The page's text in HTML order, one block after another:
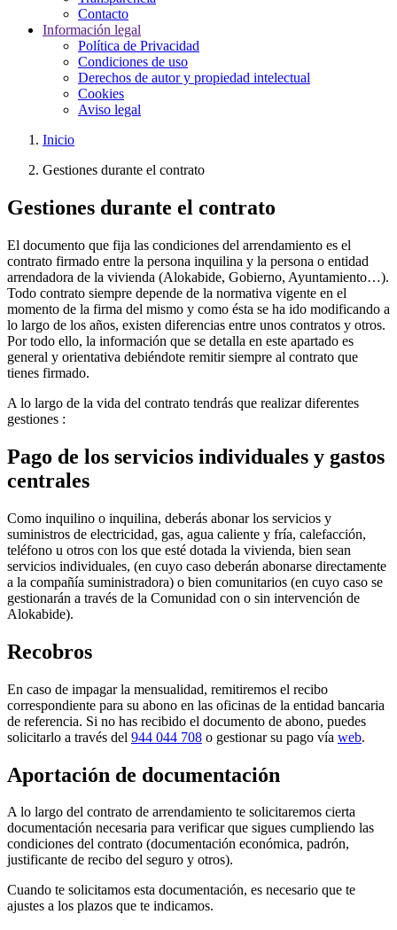
Contacto
Información legal
Política de Privacidad
Condiciones de uso
Derechos de autor y propiedad intelectual
Cookies
Aviso legal
Inicio
Gestiones durante el contrato
Gestiones durante el contrato
El documento que fija las condiciones del arrendamiento es el
contrato firmado entre la persona inquilina y la persona o entidad
arrendadora de la vivienda (Alokabide, Gobierno, Ayuntamiento…).
Todo contrato siempre depende de la normativa vigente en el
momento de la firma del mismo y como ésta se ha ido modificando a
lo largo de los años, existen diferencias entre unos contratos y otros.
Por todo ello, la información que se detalla en este apartado es
general y orientativa debiéndote remitir siempre al contrato que
tienes firmado.
A lo largo de la vida del contrato tendrás que realizar diferentes
gestiones :
Pago de los servicios individuales y gastos
centrales
Como inquilino o inquilina, deberás abonar los servicios y
suministros de electricidad, gas, agua caliente y fría, calefacción,
teléfono u otros con los que esté dotada la vivienda, bien sean
servicios individuales, (en cuyo caso deberán abonarse directamente
a la compañía suministradora) o bien comunitarios (en cuyo caso se
gestionarán a través de la Comunidad con o sin intervención de
Alokabide).
Recobros
En caso de impagar la mensualidad, remitiremos el recibo
correspondiente para su abono en las oficinas de la entidad bancaria
de referencia. Si no has recibido el documento de abono, puedes
solicitarlo a través del 944 044 708 o gestionar su pago vía web.
Aportación de documentación
A lo largo del contrato de arrendamiento te solicitaremos cierta
documentación necesaria para verificar que sigues cumpliendo las
condiciones del contrato (documentación económica, padrón,
justificante de recibo del seguro y otros).
Cuando te solicitamos esta documentación, es necesario que te
ajustes a los plazos que te indicamos.